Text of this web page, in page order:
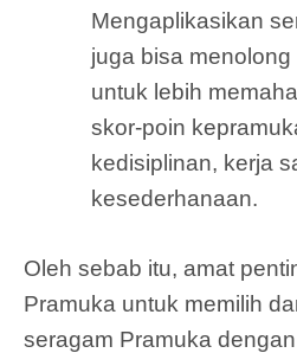
Mengaplikasikan
juga bisa
untuk lebih
skor-poin
kedisiplinan, kerja
kesederhanaan.
Oleh sebab itu, amat
Pramuka untuk memilih
seragam Pramuka